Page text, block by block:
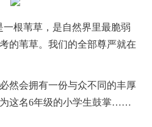
根苇草，是自然界里最脆弱
的苇草。我们的全部尊严就在
会拥有一份与众不同的丰厚
这名6年级的小学生鼓掌……